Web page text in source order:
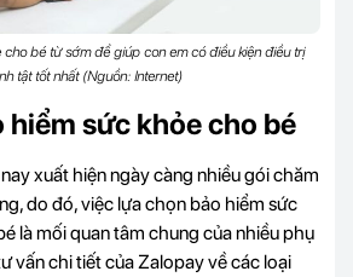
bé từ sớm để giúp con em có điều kiện điều trị
tật tốt nhất (Nguồn: Internet)
hiểm sức khỏe cho bé
xuất hiện ngày càng nhiều gói chăm
do đó, việc lựa chọn bảo hiểm sức
là mối quan tâm chung của nhiều phụ
vấn chi tiết của Zalopay về các loại